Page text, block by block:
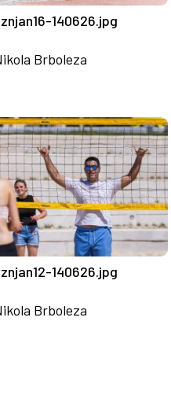
140626.jpg
Brboleza
140626.jpg
Brboleza